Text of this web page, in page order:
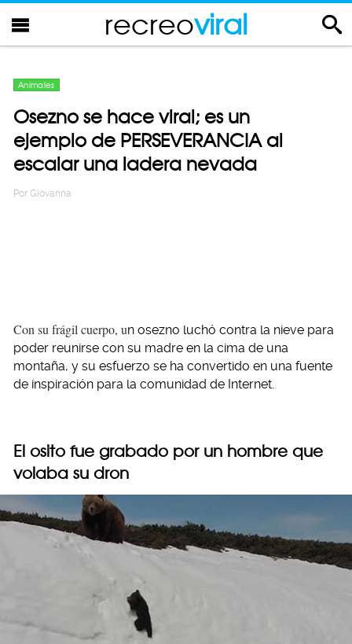
recreoviral
Animales
Osezno se hace viral; es un
ejemplo de PERSEVERANCIA al
escalar una ladera nevada
Por Giovanna
Con su frágil cuerpo, un osezno luchó contra la nieve para
poder reunirse con su madre en la cima de una
montaña, y su esfuerzo se ha convertido en una fuente
de inspiración para la comunidad de Internet.
El osito fue grabado por un hombre que
volaba su dron